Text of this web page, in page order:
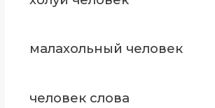
малахольный человек
человек слова